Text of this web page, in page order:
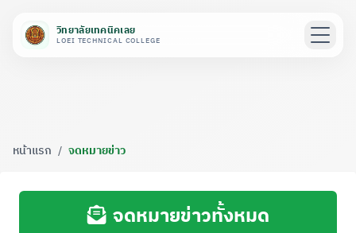
วิทยาลัยเทคนิคเลย
LOEI TECHNICAL COLLEGE
หน้าแรก / จดหมายข่าว
จดหมายข่าวทั้งหมด